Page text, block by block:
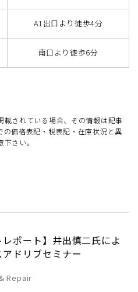
A1出口より徒歩4分
南口より徒歩6分
されている場合、その情報は記事
価格表記・税表記・在庫状況と異
さい。
レポート】井出慎二氏によ
ドリブセミナー
Repair